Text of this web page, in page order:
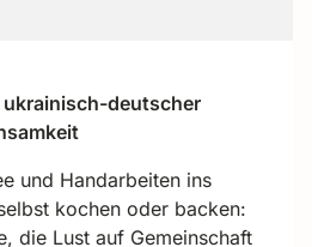
deutscher
und Handarbeiten ins
kochen oder backen:
die Lust auf Gemeinschaft